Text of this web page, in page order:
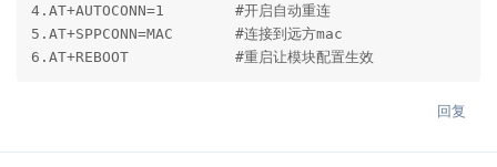
4.AT+AUTOCONN=1        #开启自动重连
5.AT+SPPCONN=MAC       #连接到远方mac
6.AT+REBOOT            #重启让模块配置生效
回复